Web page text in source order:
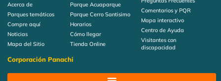
Acerca de
Parques temáticos
Compre aquí
Noticias
Mapa del Sitio
Parque Acuaparque
Parque Cerro Santisimo
Horarios
Cómo llegar
Tienda Online
Comentarios y PQR
Mapa interactivo
Centro de Ayuda
Visitantes con
discapacidad
Corporación Panachi